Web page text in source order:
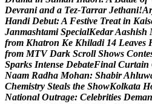
Devrani and a Tez-Tarrar Jethani!Ar
Handi Debut:A Festive Treat in Kais
Janmashtami SpecialKedarAashish
from Khatron Ke Khiladi 14 Leaves
from MTV Dark Scroll Shows Conte
Sparks Intense DebateFinal Curtain
Naam Radha Mohan: ShabirAhluw
Chemistry Steals the ShowKolkata H
National Outrage: Celebrities Deman